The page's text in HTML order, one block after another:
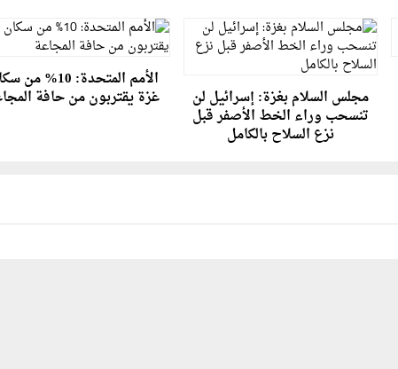
مجلس السلام بغزة: إسرائيل لن
تنسحب وراء الخط الأصفر قبل
نزع السلاح بالكامل
الأمم المتحدة: 10%
غزة يقتربون من حافة